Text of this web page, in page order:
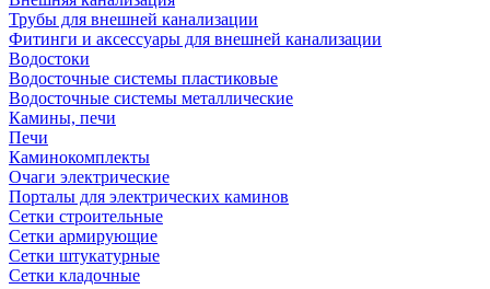
Трубы для внешней канализации
Фитинги и аксессуары для внешней канализации
Водостоки
Водосточные системы пластиковые
Водосточные системы металлические
Камины, печи
Печи
Каминокомплекты
Очаги электрические
Порталы для электрических каминов
Сетки строительные
Сетки армирующие
Сетки штукатурные
Сетки кладочные